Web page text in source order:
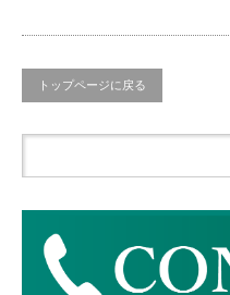
トップページに戻る